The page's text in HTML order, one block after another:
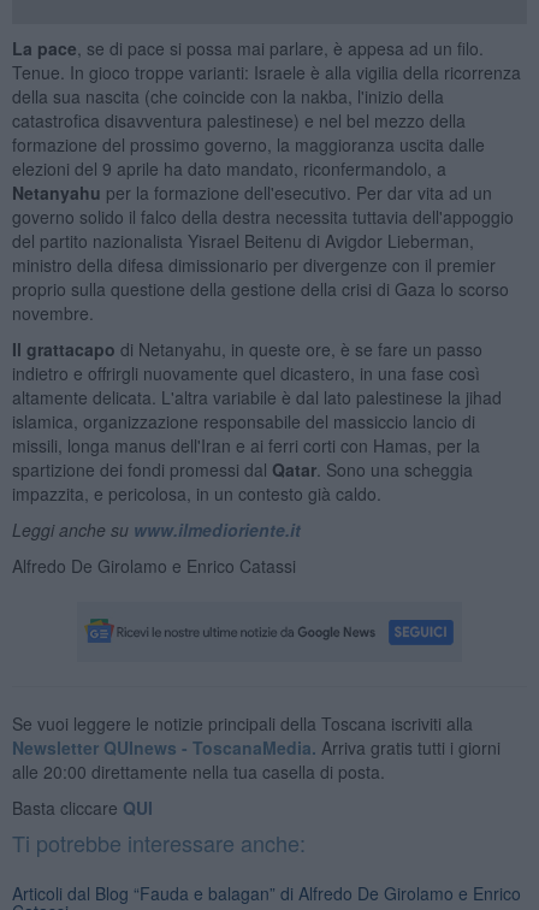
La pace , se di pace si possa mai parlare, è appesa ad un filo.
Tenue. In gioco troppe varianti: Israele è alla vigilia della ricorrenza
della sua nascita (che coincide con la nakba, l'inizio della
catastrofica disavventura palestinese) e nel bel mezzo della
formazione del prossimo governo, la maggioranza uscita dalle
elezioni del 9 aprile ha dato mandato, riconfermandolo, a
Netanyahu per la formazione dell'esecutivo. Per dar vita ad un
governo solido il falco della destra necessita tuttavia dell'appoggio
del partito nazionalista Yisrael Beitenu di Avigdor Lieberman,
ministro della difesa dimissionario per divergenze con il premier
proprio sulla questione della gestione della crisi di Gaza lo scorso
novembre.
Il grattacapo di Netanyahu, in queste ore, è se fare un passo
indietro e offrirgli nuovamente quel dicastero, in una fase così
altamente delicata. L'altra variabile è dal lato palestinese la jihad
islamica, organizzazione responsabile del massiccio lancio di
missili, longa manus dell'Iran e ai ferri corti con Hamas, per la
spartizione dei fondi promessi dal Qatar. Sono una scheggia
impazzita, e pericolosa, in un contesto già caldo.
Leggi anche su www.ilmedioriente.it
Alfredo De Girolamo e Enrico Catassi
Se vuoi leggere le notizie principali della Toscana iscriviti alla
Newsletter QUInews - ToscanaMedia. Arriva gratis tutti i giorni
alle 20:00 direttamente nella tua casella di posta.
Basta cliccare QUI
Ti potrebbe interessare anche:
Articoli dal Blog “Fauda e balagan” di Alfredo De Girolamo e Enrico